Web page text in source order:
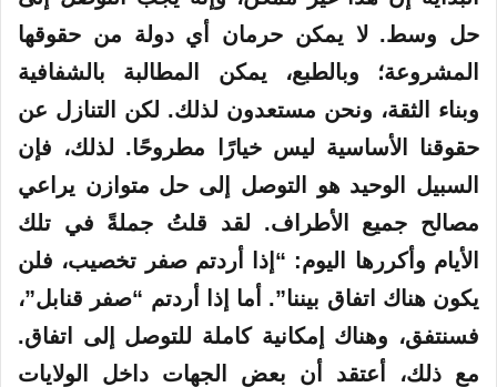
حل وسط. لا يمكن حرمان أي دولة من حقوقها
المشروعة؛ وبالطبع، يمكن المطالبة بالشفافية
وبناء الثقة، ونحن مستعدون لذلك. لكن التنازل عن
حقوقنا الأساسية ليس خيارًا مطروحًا. لذلك، فإن
السبيل الوحيد هو التوصل إلى حل متوازن يراعي
مصالح جميع الأطراف. لقد قلتُ جملةً في تلك
الأيام وأكررها اليوم: “إذا أردتم صفر تخصيب، فلن
يكون هناك اتفاق بيننا”. أما إذا أردتم “صفر قنابل”،
فسنتفق، وهناك إمكانية كاملة للتوصل إلى اتفاق.
مع ذلك، أعتقد أن بعض الجهات داخل الولايات